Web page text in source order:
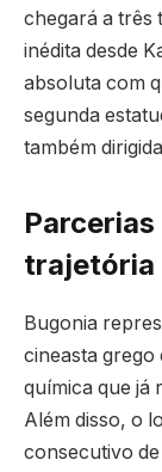
chegará a três
inédita desde
absoluta com
segunda
também
trajetória
Bugonia
cineasta grego
química que já
Além disso, o
consecutivo